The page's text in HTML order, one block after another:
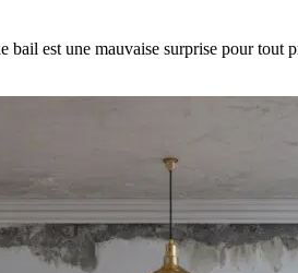
bail est une mauvaise surprise pour